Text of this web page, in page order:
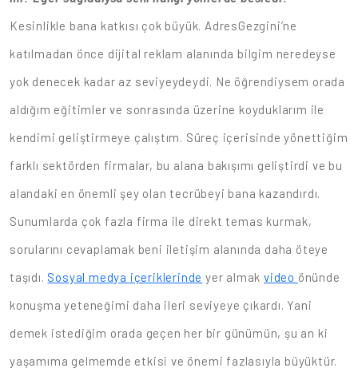
Kesinlikle bana katkısı çok büyük. AdresGezgini’ne
katılmadan önce dijital reklam alanında bilgim neredeyse
yok denecek kadar az seviyeydeydi. Ne öğrendiysem orada
aldığım eğitimler ve sonrasında üzerine koyduklarım ile
kendimi geliştirmeye çalıştım. Süreç içerisinde yönettiğim
farklı sektörden firmalar, bu alana bakışımı geliştirdi ve bu
alandaki en önemli şey olan tecrübeyi bana kazandırdı.
Sunumlarda çok fazla firma ile direkt temas kurmak,
sorularını cevaplamak beni iletişim alanında daha öteye
taşıdı. Sosyal medya içeriklerinde yer almakvideo önünde
konuşma yeteneğimi daha ileri seviyeye çıkardı. Yani
demek istediğim orada geçen her bir günümün, şu an ki
yaşamıma gelmemde etkisi ve önemi fazlasıyla büyüktür.